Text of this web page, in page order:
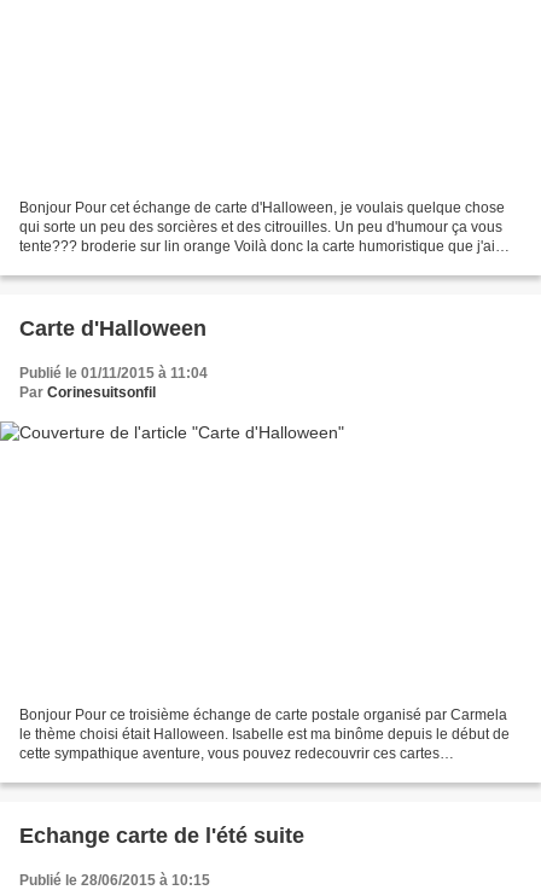
Bonjour Pour cet échange de carte d'Halloween, je voulais quelque chose
qui sorte un peu des sorcières et des citrouilles. Un peu d'humour ça vous
tente??? broderie sur lin orange Voilà donc la carte humoristique que j'ai
Carte d'Halloween
Publié le 01/11/2015 à 11:04
Par Corinesuitsonfil
Bonjour Pour ce troisième échange de carte postale organisé par Carmela
le thème choisi était Halloween. Isabelle est ma binôme depuis le début de
cette sympathique aventure, vous pouvez redecouvrir ces cartes
Echange carte de l'été suite
Publié le 28/06/2015 à 10:15